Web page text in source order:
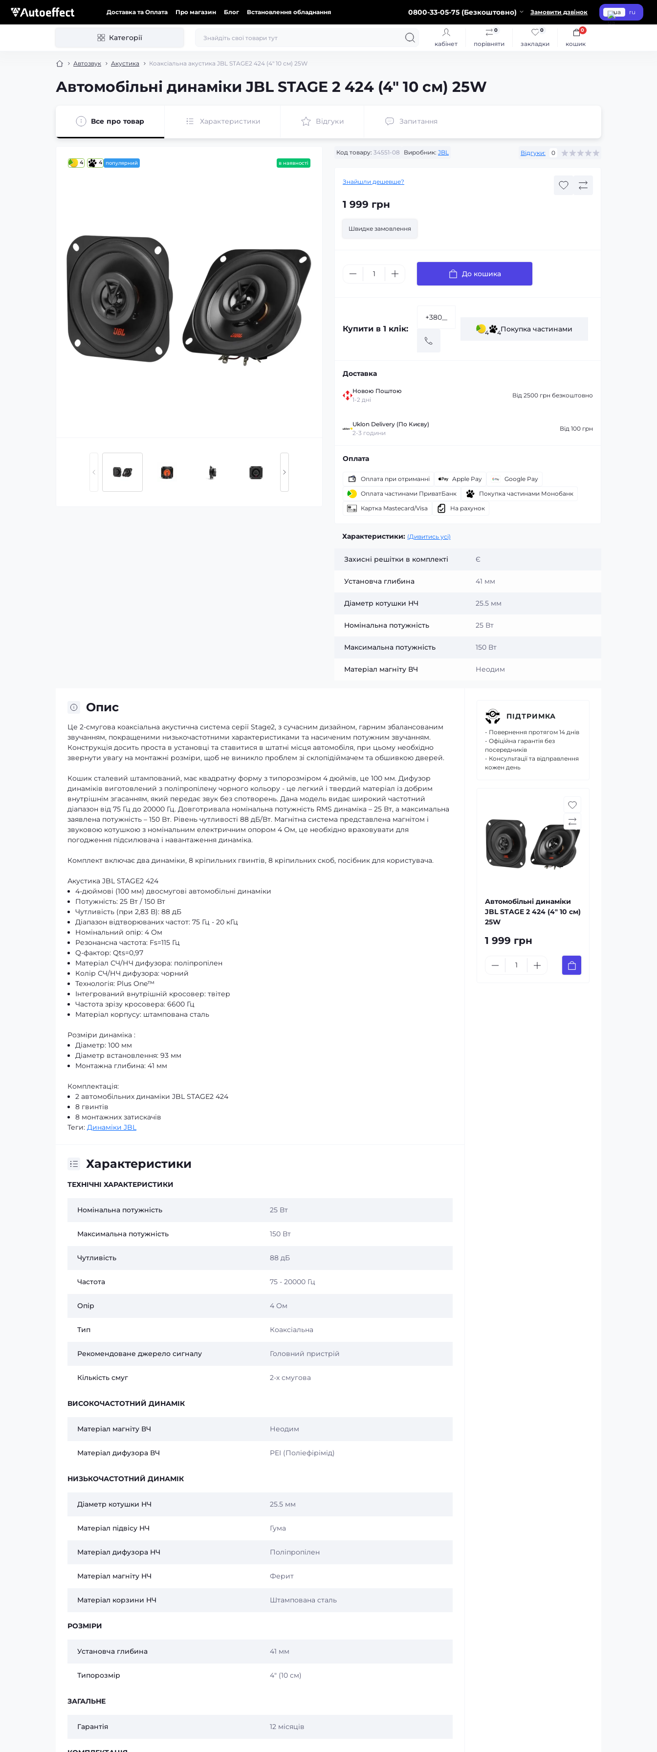
Доставка та Оплата Про магазин Блог Встановлення обладнання 0800-33-05-75 (Безкоштовно) Замовити дзвінок ua ru
Категорії
кабінет порівняти
0
закладки
0
кошик
0
Автозвук Акустика Коаксіальна акустика JBL STAGE2 424 (4″ 10 см) 25W
Автомобільні динаміки JBL STAGE 2 424 (4″ 10 см) 25W
Все про товар Характеристики Відгуки Запитання
4 4 популярний в наявності
Код товару: 34551-08 Виробник: JBL Відгуки: 0
Знайшли дешевше?
1 999 грн
Швидке замовлення
До кошика
Купити в 1 клік: 4 4Покупка частинами
Доставка
Новою Поштою
1-2 дні
Від 2500 грн безкоштовно
Uklon Delivery (По Києву)
2-3 години
Від 100 грн
Оплата
Оплата при отриманні Apple Pay
Google Pay
Оплата частинами ПриватБанк
Покупка частинами Монобанк
Картка Mastecard/Visa
На рахунок
Характеристики: (Дивитись усі)
Захисні решітки в комплекті Є
Установча глибина 41 мм
Діаметр котушки НЧ 25.5 мм
Номінальна потужність 25 Вт
Максимальна потужність 150 Вт
Матеріал магніту ВЧ Неодим
Опис
Це 2-смугова коаксіальна акустична система серії Stage2, з сучасним дизайном, гарним збалансованим
звучанням, покращеними низькочастотними характеристиками та насиченим потужним звучанням.
Конструкція досить проста в установці та ставитися в штатні місця автомобіля, при цьому необхідно
звернути увагу на монтажні розміри, щоб не виникло проблем зі склопідіймачем та обшивкою дверей.
Кошик сталевий штампований, має квадратну форму з типорозміром 4 дюймів, це 100 мм. Дифузор
динаміків виготовлений з поліпропілену чорного кольору - це легкий і твердий матеріал із добрим
внутрішнім згасанням, який передає звук без спотворень. Дана модель видає широкий частотний
діапазон від 75 Гц до 20000 Гц. Довготривала номінальна потужність RMS динаміка – 25 Вт, а максимальна
заявлена ​​потужність – 150 Вт. Рівень чутливості 88 дБ/Вт. Магнітна система представлена ​​магнітом і
звуковою котушкою з номінальним електричним опором 4 Ом, це необхідно враховувати для
погодження підсилювача і навантаження динаміка.
Комплект включає два динаміки, 8 кріпильних гвинтів, 8 кріпильних скоб, посібник для користувача.
Акустика JBL STAGE2 424
4-дюймові (100 мм) двосмугові автомобільні динаміки
Потужність: 25 Вт / 150 Вт
Чутливість (при 2,83 В): 88 дБ
Діапазон відтворюваних частот: 75 Гц - 20 кГц
Номінальний опір: 4 Ом
Резонансна частота: Fs=115 Гц
Q-фактор: Qts=0,97
Матеріал СЧ/НЧ дифузора: поліпропілен
Колір СЧ/НЧ дифузора: чорний
Технологія: Plus One™
Інтегрований внутрішній кросовер: твітер
Частота зрізу кросовера: 6600 Гц
Матеріал корпусу: штампована сталь
Розміри динаміка :
Діаметр: 100 мм
Діаметр встановлення: 93 мм
Монтажна глибина: 41 мм
Комплектація:
2 автомобільних динаміки JBL STAGE2 424
8 гвинтів
8 монтажних затискачів
Теги: Динаміки JBL
Характеристики
ТЕХНІЧНІ ХАРАКТЕРИСТИКИ
Номінальна потужність 25 Вт
Максимальна потужність 150 Вт
Чутливість 88 дБ
Частота 75 - 20000 Гц
Опір 4 Ом
Тип Коаксіальна
Рекомендоване джерело сигналу Головний пристрій
Кількість смуг 2-х смугова
ВИСОКОЧАСТОТНИЙ ДИНАМІК
Матеріал магніту ВЧ Неодим
Матеріал дифузора ВЧ PEI (Поліефірімід)
НИЗЬКОЧАСТОТНИЙ ДИНАМІК
Діаметр котушки НЧ 25.5 мм
Матеріал підвісу НЧ Гума
Матеріал дифузора НЧ Поліпропілен
Матеріал магніту НЧ Ферит
Матеріал корзини НЧ Штампована сталь
РОЗМІРИ
Установча глибина 41 мм
Типорозмір 4″ (10 см)
ЗАГАЛЬНЕ
Гарантія 12 місяців
ПІДТРИМКА
- Повернення протягом 14 днів
- Офіційна гарантія без
посередників
- Консультації та відправлення
кожен день
Автомобільні динаміки
JBL STAGE 2 424 (4″ 10 см)
25W
1 999 грн